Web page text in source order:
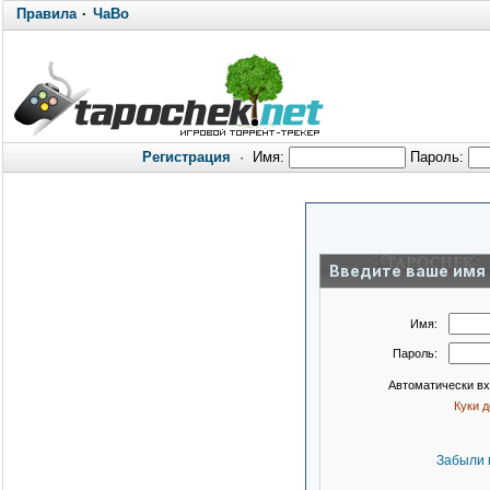
Правила· ЧаВо
Регистрация · Имя: Пароль:
Введите ваше имя
Имя:
Пароль:
Автоматически
Куки
Забыли